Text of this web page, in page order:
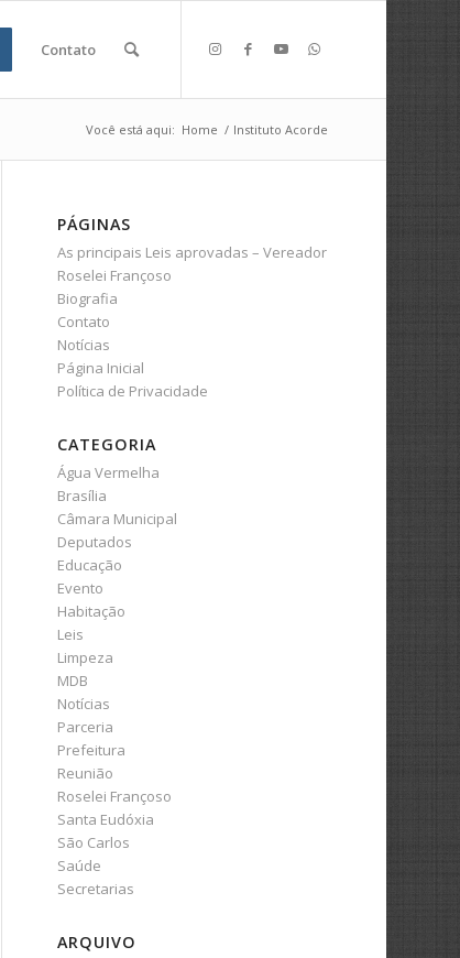
Contato
Você está aqui: Home / Instituto Acorde
PÁGINAS
As principais Leis aprovadas – Vereador
Roselei Françoso
Biografia
Contato
Notícias
Página Inicial
Política de Privacidade
CATEGORIA
Água Vermelha
Brasília
Câmara Municipal
Deputados
Educação
Evento
Habitação
Leis
Limpeza
MDB
Notícias
Parceria
Prefeitura
Reunião
Roselei Françoso
Santa Eudóxia
São Carlos
Saúde
Secretarias
ARQUIVO